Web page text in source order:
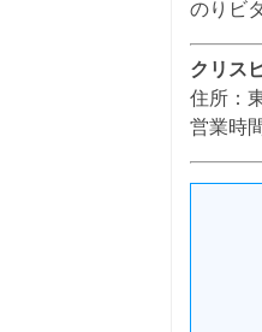
のりビ
クリス
住所：
営業時